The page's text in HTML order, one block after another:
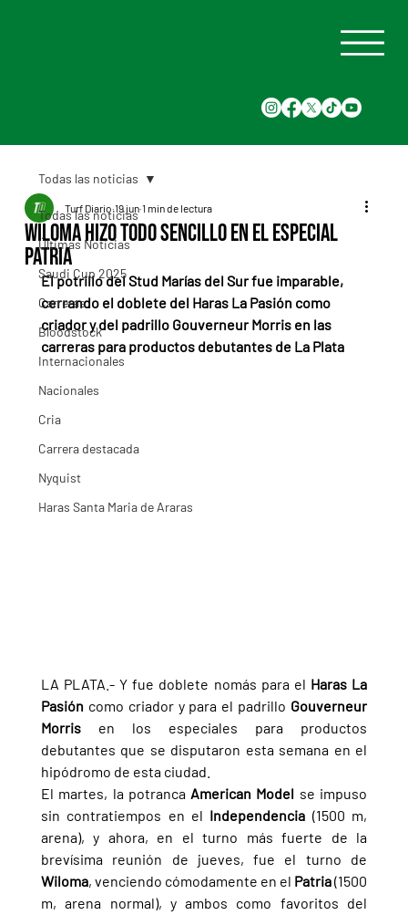
Todas las noticias
Últimas Noticias
Saudi Cup 2025
Carreras
Bloodstock
Internacionales
Nacionales
Cria
Carrera destacada
Nyquist
Haras Santa Maria de Araras
Todas las noticias
Wiloma hizo todo sencillo en el Especial
Patria
Turf Diario 19 jun 1 min de lectura
El potrillo del Stud Marías del Sur fue imparable,
cerrando el doblete del Haras La Pasión como
criador y del padrillo Gouverneur Morris en las
carreras para productos debutantes de La Plata
LA PLATA.- Y fue doblete nomás para el Haras La
Pasión como criador y para el padrillo Gouverneur
Morris en los especiales para productos
debutantes que se disputaron esta semana en el
hipódromo de esta ciudad.
El martes, la potranca American Model se impuso
sin contratiempos en el Independencia (1500 m,
arena), y ahora, en el turno más fuerte de la
Wiloma, venciendo cómodamente en el Patria (1500
m, arena normal), y ambos como favoritos del